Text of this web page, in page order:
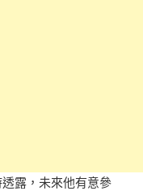
露，未來他有意參